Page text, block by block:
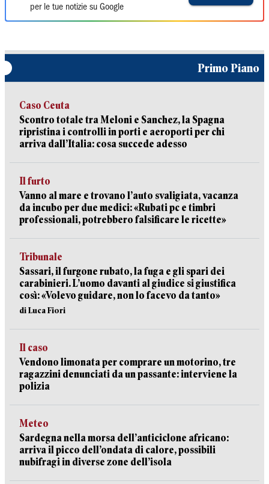
per le tue notizie su Google
Primo Piano
Caso Ceuta
Scontro totale tra Meloni e Sanchez, la Spagna
ripristina i controlli in porti e aeroporti per chi
arriva dall’Italia: cosa succede adesso
Il furto
Vanno al mare e trovano l’auto svaligiata, vacanza
da incubo per due medici: «Rubati pc e timbri
professionali, potrebbero falsificare le ricette»
Tribunale
Sassari, il furgone rubato, la fuga e gli spari dei
carabinieri. L’uomo davanti al giudice si giustifica
così: «Volevo guidare, non lo facevo da tanto»
di Luca Fiori
Il caso
Vendono limonata per comprare un motorino, tre
ragazzini denunciati da un passante: interviene la
polizia
Meteo
Sardegna nella morsa dell’anticiclone africano:
arriva il picco dell’ondata di calore, possibili
nubifragi in diverse zone dell’isola